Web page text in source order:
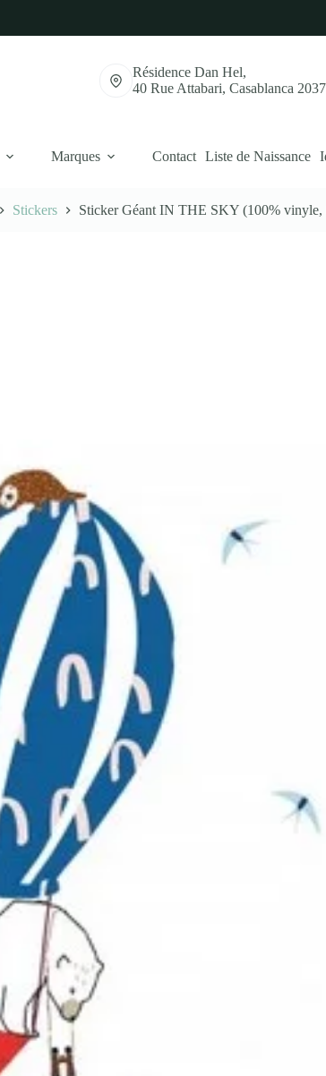
Résidence Dan Hel,
40 Rue Attabari, Casablanca
Marques Contact Liste de Naissance
Stickers Sticker Géant IN THE SKY (100% vinyle,